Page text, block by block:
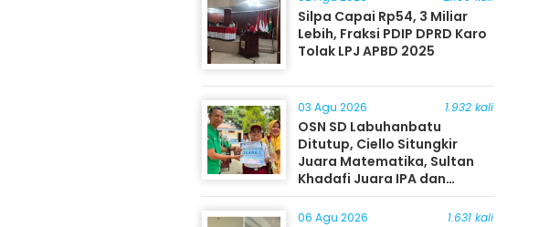
Silpa Capai Rp54, 3 Miliar
Lebih, Fraksi PDIP DPRD Karo
Tolak LPJ APBD 2025
03 Agu 2026 1.932 kali
OSN SD Labuhanbatu
Ditutup, Ciello Situngkir
Juara Matematika, Sultan
Khadafi Juara IPA dan
Timothy Rangkuti Juara IPS
06 Agu 2026 1.631 kali